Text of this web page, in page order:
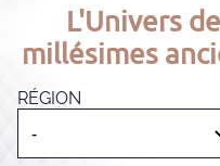
L'Univers
millésimes
RÉGION